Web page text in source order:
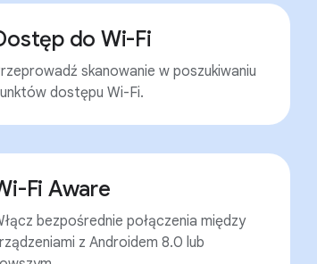
do Wi-Fi
skanowanie w poszukiwaniu
dostępu Wi-Fi.
Fi Aware
bezpośrednie połączenia między
z Androidem 8.0 lub